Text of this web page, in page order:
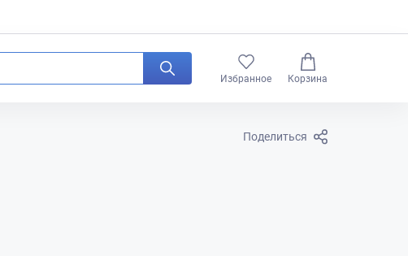
Избранное Корзина
Поделиться